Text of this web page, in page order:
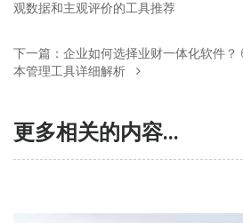
观数据和主观评价的工具推荐
下一篇： 企业如何选择业财一体化软件？
本管理工具详细解析
更多相关的内容...